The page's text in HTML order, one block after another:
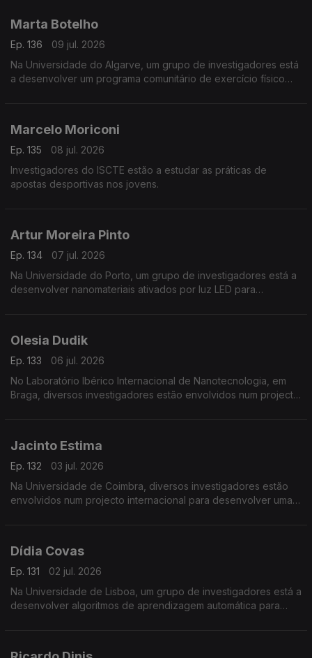
Marta Botelho
Ep. 136
09 jul. 2026
Na Universidade do Algarve, um grupo de investigadores está
a desenvolver um programa comunitário de exercício físico
Marcelo Moriconi
Ep. 135
08 jul. 2026
Investigadores do ISCTE estão a estudar as práticas de
apostas desportivas nos jovens.
Artur Moreira Pinto
Ep. 134
07 jul. 2026
Na Universidade do Porto, um grupo de investigadores está a
desenvolver nanomateriais ativados por luz LED para
Olesia Dudik
Ep. 133
06 jul. 2026
No Laboratório Ibérico Internacional de Nanotecnologia, em
Braga, diversos investigadores estão envolvidos num projecto
Jacinto Estima
Ep. 132
03 jul. 2026
Na Universidade de Coimbra, diversos investigadores estão
envolvidos num projecto internacional para desenvolver uma
Dídia Covas
Ep. 131
02 jul. 2026
Na Universidade de Lisboa, um grupo de investigadores está a
desenvolver algoritmos de aprendizagem automática para